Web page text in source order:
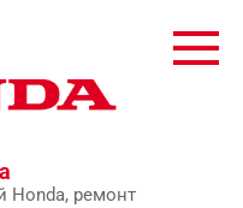
Honda, ремонт